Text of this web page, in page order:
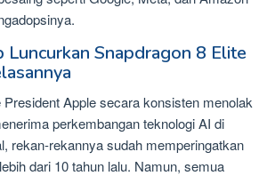
Luncurkan Snapdragon 8 Elite
Apple secara konsisten menolak
perkembangan teknologi AI di
rekan-rekannya sudah memperingatkan
dari 10 tahun lalu. Namun, semua